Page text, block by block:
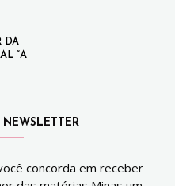
DA
“A
concorda em receber